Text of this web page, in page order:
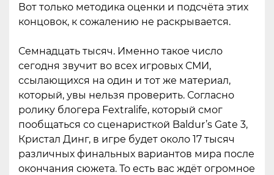
Вот только методика оценки и подсчёта этих
концовок, к сожалению не раскрывается.
Семнадцать тысяч. Именно такое число
сегодня звучит во всех игровых СМИ,
ссылающихся на один и тот же материал,
который, увы нельзя проверить. Согласно
ролику блогера Fextralife, который смог
пообщаться со сценаристкой Baldur’s Gate 3,
Кристал Динг, в игре будет около 17 тысяч
различных финальных вариантов мира после
окончания сюжета. То есть вас ждёт огромное